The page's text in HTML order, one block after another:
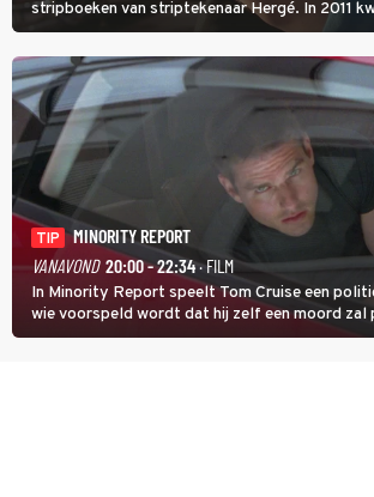
stripboeken van striptekenaar Hergé. In 2011
meer tot leven in The Adventures of Tintin van
TIP
MINORITY REPORT
VANAVOND 20:00 - 22:34· FILM
In Minority Report speelt Tom Cruise een
wie voorspeld wordt dat hij zelf een moord zal